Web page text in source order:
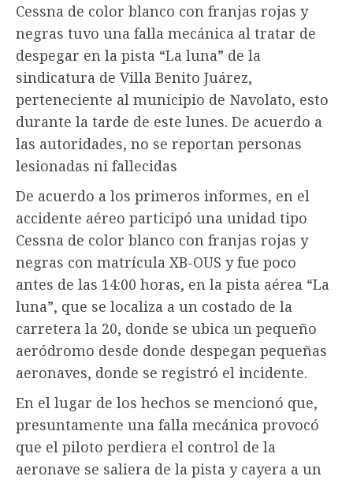
Cessna de color blanco con franjas rojas y
negras tuvo una falla mecánica al tratar de
despegar en la pista “La luna” de la
sindicatura de Villa Benito Juárez,
perteneciente al municipio de Navolato, esto
durante la tarde de este lunes. De acuerdo a
las autoridades, no se reportan personas
lesionadas ni fallecidas
De acuerdo a los primeros informes, en el
accidente aéreo participó una unidad tipo
Cessna de color blanco con franjas rojas y
negras con matrícula XB-OUS y fue poco
antes de las 14:00 horas, en la pista aérea “La
luna”, que se localiza a un costado de la
carretera la 20, donde se ubica un pequeño
aeródromo desde donde despegan pequeñas
aeronaves, donde se registró el incidente.
En el lugar de los hechos se mencionó que,
presuntamente una falla mecánica provocó
que el piloto perdiera el control de la
aeronave se saliera de la pista y cayera a un